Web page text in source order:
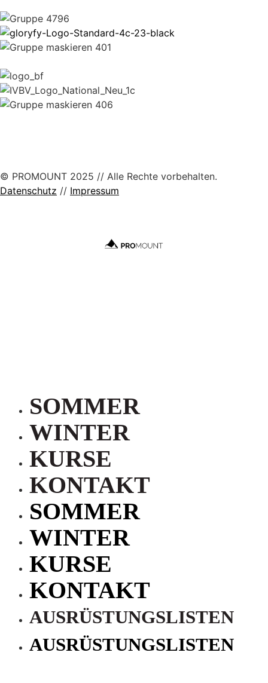
© PROMOUNT 2025 // Alle Rechte vorbehalten.
Datenschutz // Impressum
SOMMER
WINTER
KURSE
KONTAKT
SOMMER
WINTER
KURSE
KONTAKT
AUSRÜSTUNGSLISTEN
AUSRÜSTUNGSLISTEN